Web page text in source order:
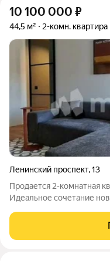
10 100 000 ₽
44,5 м² 2-комн. квартира
Ленинский проспект,13
Продается 2-комнатная
Идеальное сочетание
капитальный ремонт с